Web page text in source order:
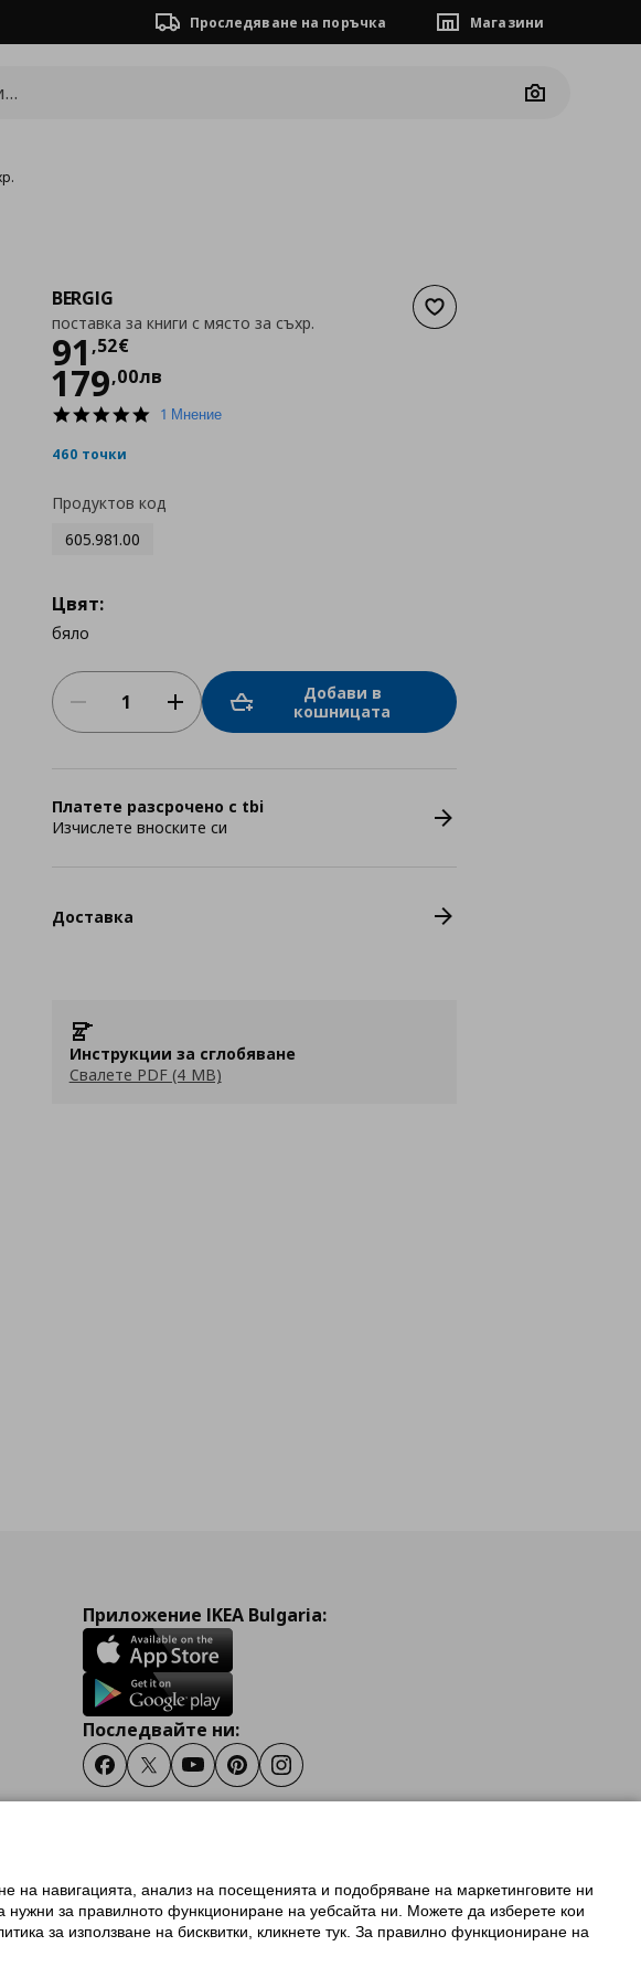
Проследяване на поръчка Магазини
Camera
Добави към списъка с
BERGIG
поставка за книги с място за съхр.
91 ,52€
Цена
179,00лв
5.01 Мнение
460 точки
Продуктов код
605.981.00
Цвят:
бяло
Добави в
кошницата
Платете разсрочено с tbi
Изчислете вноските си
Доставка
Инструкции за сглобяване
Свалете PDF (4 MB)
Приложение IKEA Bulgaria:
Последвайте ни:
FacebookTwitterYoutubePinterestInstagram
Условия за ползване на ikea.bg
условия на програма IKEA Family
на навигацията, анализ на посещенията и подобряване на маркетинговите ни
нужни за правилното функциониране на уебсайта ни. Можете да изберете кои
за използване на бисквитки, кликнете тук. За правилно функциониране на